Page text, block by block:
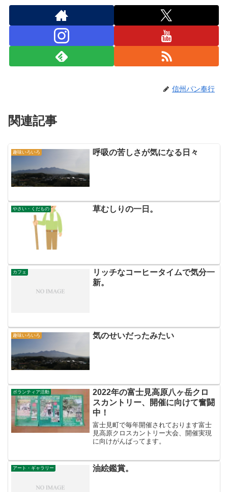
信州パン奉行
関連記事
趣味いろいろ 呼吸の苦しさが気になる日々
やさい・くだもの 草むしりの一日。
カフェ
リッチなコーヒータイムで気分一
新。
趣味いろいろ 気のせいだったみたい
ボランティア活動
2022年の富士見高原八ヶ岳クロ
スカントリー、開催に向けて奮闘
中！
富士見町で毎年開催されております富士
見高原クロスカントリー大会、開催実現
に向けがんばってます。
アート・ギャラリー 油絵鑑賞。